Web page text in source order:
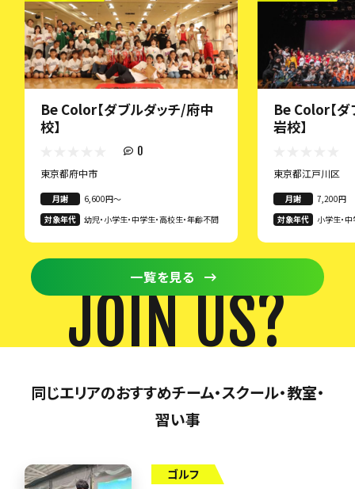
Be Color【ダブルダッチ/府中
校】
0
東京都府中市
月謝
6,600円〜
対象年代
幼児・小学生・中学生・高校生・年齢不問
Be Color【
岩校】
東京都江戸川区
月謝
7,200円
対象年代
小学生・
一覧を見る
JOIN US?
同じエリアのおすすめチーム・スクール・教室・
習い事
ゴルフ